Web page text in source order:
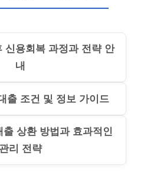
신용회복 과정과 전략 안
내
출 조건 및 정보 가이드
상환 방법과 효과적인
관리 전략